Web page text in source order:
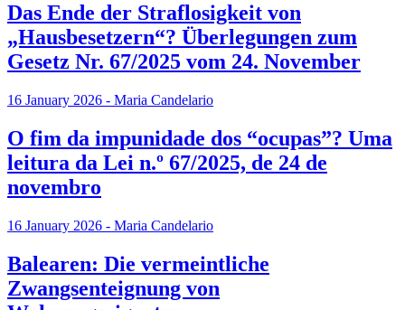
Das Ende der Straflosigkeit von
„Hausbesetzern“? Überlegungen zum
Gesetz Nr. 67/2025 vom 24. November
16 January 2026 - Maria Candelario
O fim da impunidade dos “ocupas”? Uma
leitura da Lei n.º 67/2025, de 24 de
novembro
16 January 2026 - Maria Candelario
Balearen: Die vermeintliche
Zwangsenteignung von